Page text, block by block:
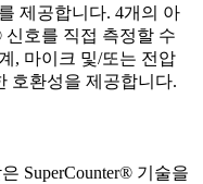
제공합니다. 4개의 아
신호를 직접 측정할 수
, 마이크 및/또는 전압
호환성을 제공합니다.
SuperCounter® 기술을